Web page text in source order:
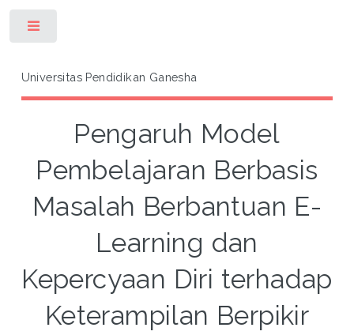
Universitas Pendidikan Ganesha
Pengaruh Model
Pembelajaran Berbasis
Masalah Berbantuan E-
Learning dan
Kepercyaan Diri terhadap
Keterampilan Berpikir